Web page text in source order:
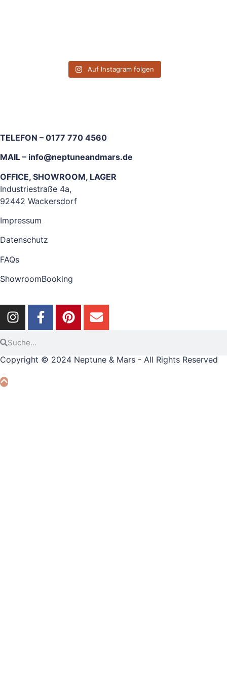
Auf Instagram folgen
TELEFON – 0177 770 4560
MAIL – info@neptuneandmars.de
OFFICE, SHOWROOM, LAGER
Industriestraße 4a,
92442 Wackersdorf
Impressum
Datenschutz
FAQs
ShowroomBooking
Copyright © 2024 Neptune & Mars - All Rights Reserved